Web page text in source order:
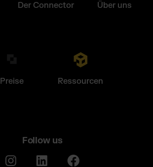
Der Connector Über uns
Preise Ressourcen
Follow us